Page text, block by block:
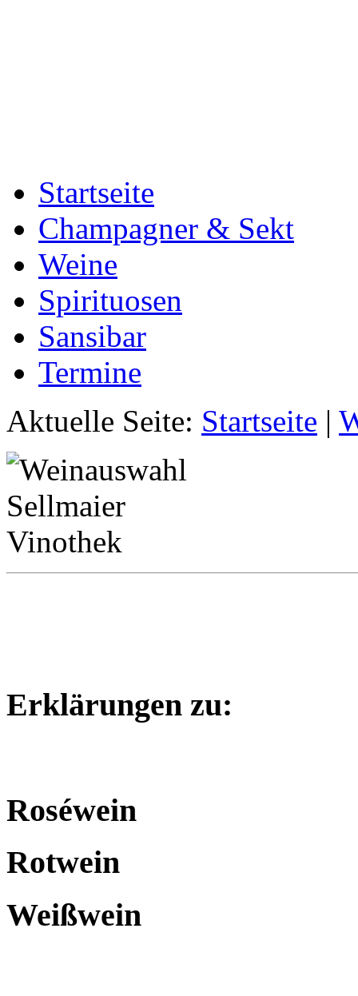
Startseite
Champagner & Sekt
Weine
Spirituosen
Sansibar
Termine
Aktuelle Seite: Startseite |
Erklärungen zu:
Roséwein
Rotwein
Weißwein